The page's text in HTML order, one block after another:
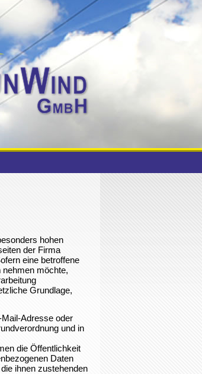
hohen
der Firma
eine betroffene
möchte,
Grundlage,
Adresse oder
und in
die Öffentlichkeit
Daten
ihnen zustehenden